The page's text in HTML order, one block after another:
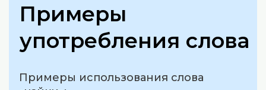
Примеры
употребления слова
Примеры использования слова